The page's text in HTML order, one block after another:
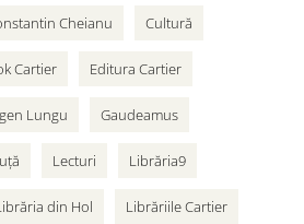
Cheianu Cultură
Cartier Editura Cartier
Lungu Gaudeamus
Lecturi Librăria9
din Hol Librăriile Cartier